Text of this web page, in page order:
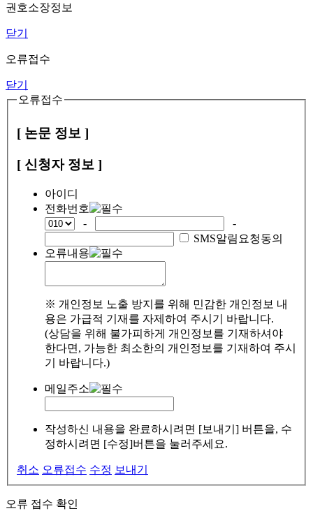
권호소장정보
닫기
오류접수
닫기
오류접수
[ 논문 정보 ]
[ 신청자 정보 ]
아이디
전화번호
-
-
SMS알림요청동의
오류내용
※ 개인정보 노출 방지를 위해 민감한 개인정보 내
용은 가급적 기재를 자제하여 주시기 바랍니다.
(상담을 위해 불가피하게 개인정보를 기재하셔야
한다면, 가능한 최소한의 개인정보를 기재하여 주시
기 바랍니다.)
메일주소
작성하신 내용을 완료하시려면 [보내기] 버튼을, 수
정하시려면 [수정]버튼을 눌러주세요.
취소 오류접수 수정 보내기
오류 접수 확인